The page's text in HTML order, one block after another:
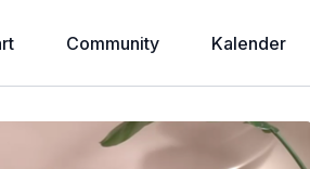
Community Kalender